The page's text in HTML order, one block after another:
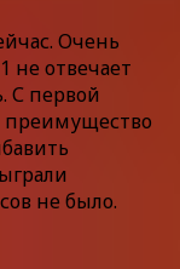
Очень
не отвечает
С первой
не было.